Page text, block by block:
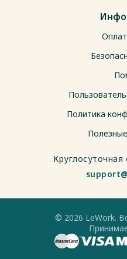
Политика
© 2026 LeWork.